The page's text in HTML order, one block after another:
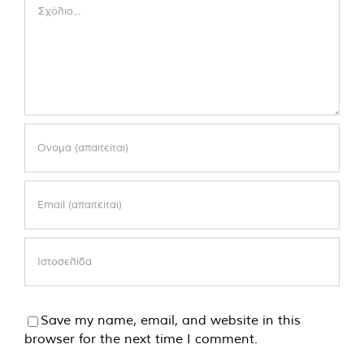
Save my name, email, and website in this
browser for the next time I comment.